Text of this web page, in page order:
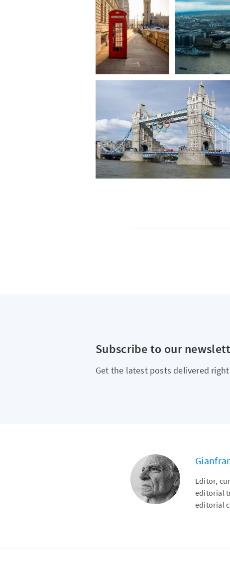
Subscribe to our
Get the latest posts delivered
Editor,
editorial
editorial